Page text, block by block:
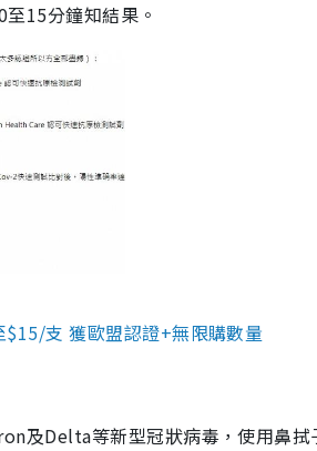
15分鐘知結果。
支 獲歐盟認證+無限購數量
及Delta等新型冠狀病毒，使用鼻拭